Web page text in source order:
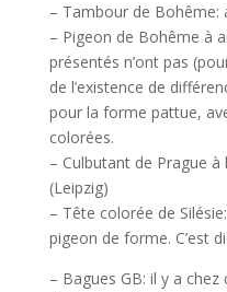
– Tambour de Bohême:
– Pigeon de Bohême à
présentés n’ont pas
de l’existence de
pour la forme pattue,
colorées.
– Culbutant de Prague
(Leipzig)
– Tête colorée de
pigeon de forme. C’est
– Bagues GB: il y a